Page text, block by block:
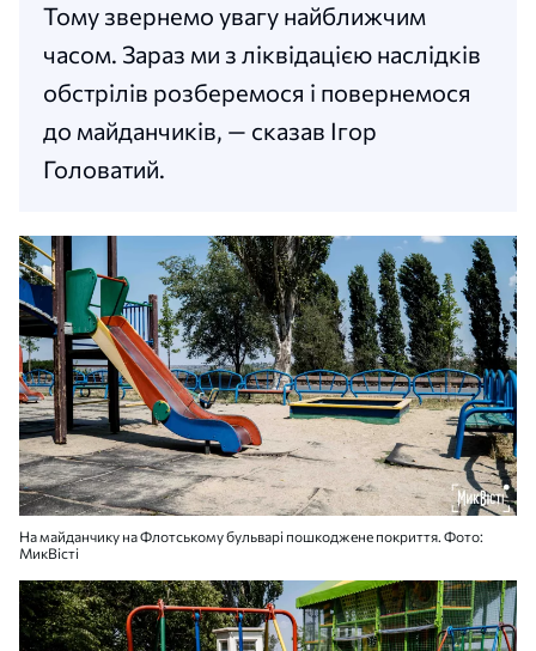
Тому звернемо увагу найближчим
часом. Зараз ми з ліквідацією наслідків
обстрілів розберемося і повернемося
до майданчиків, — сказав Ігор
Головатий.
На майданчику на Флотському бульварі пошкоджене покриття. Фото:
МикВісті